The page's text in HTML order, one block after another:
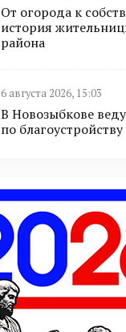
От огорода к
история
района
6 августа 2026, 15:03
В Новозыбкове
по